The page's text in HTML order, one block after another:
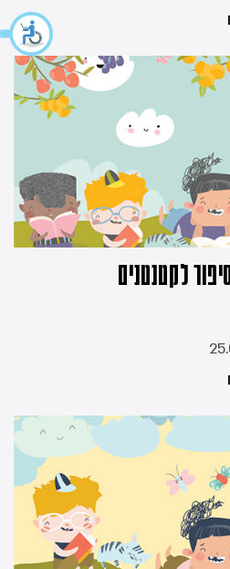
לקטנטנים